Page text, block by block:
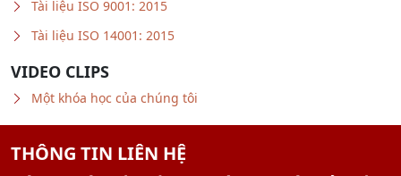
Tài liệu ISO 14001: 2015
VIDEO CLIPS
Một khóa học của chúng tôi
THÔNG TIN LIÊN HỆ
VIỆN NGHIÊN CỨU ĐÀO TẠO CÔNG NGHỆ QUẢN LÝ